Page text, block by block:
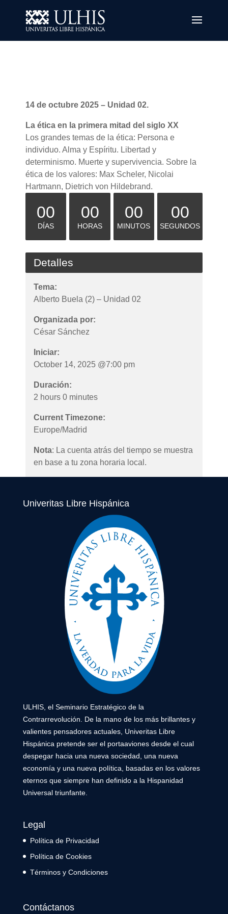
14 de octubre 2025 – Unidad 02.
La ética en la primera mitad del siglo XX
Los grandes temas de la ética: Persona e
individuo. Alma y Espíritu. Libertad y
determinismo. Muerte y supervivencia. Sobre la
ética de los valores: Max Scheler, Nicolai
Hartmann, Dietrich von Hildebrand.
00
DÍAS
00
HORAS
00
MINUTOS
00
SEGUNDOS
Detalles
Tema:
Alberto Buela (2) – Unidad 02
Organizada por:
César Sánchez
Iniciar:
October 14, 2025 @7:00 pm
Duración:
2 hours 0 minutes
Current Timezone:
Europe/Madrid
Nota: La cuenta atrás del tiempo se muestra
en base a tu zona horaria local.
Univeritas Libre Hispánica
ULHIS, el Seminario Estratégico de la
Contrarrevolución. De la mano de los más brillantes y
valientes pensadores actuales, Univeritas Libre
Hispánica pretende ser el portaaviones desde el cual
despegar hacia una nueva sociedad, una nueva
economía y una nueva política, basadas en los valores
eternos que siempre han definido a la Hispanidad
Universal triunfante.
Legal
Política de Privacidad
Política de Cookies
Términos y Condiciones
Contáctanos